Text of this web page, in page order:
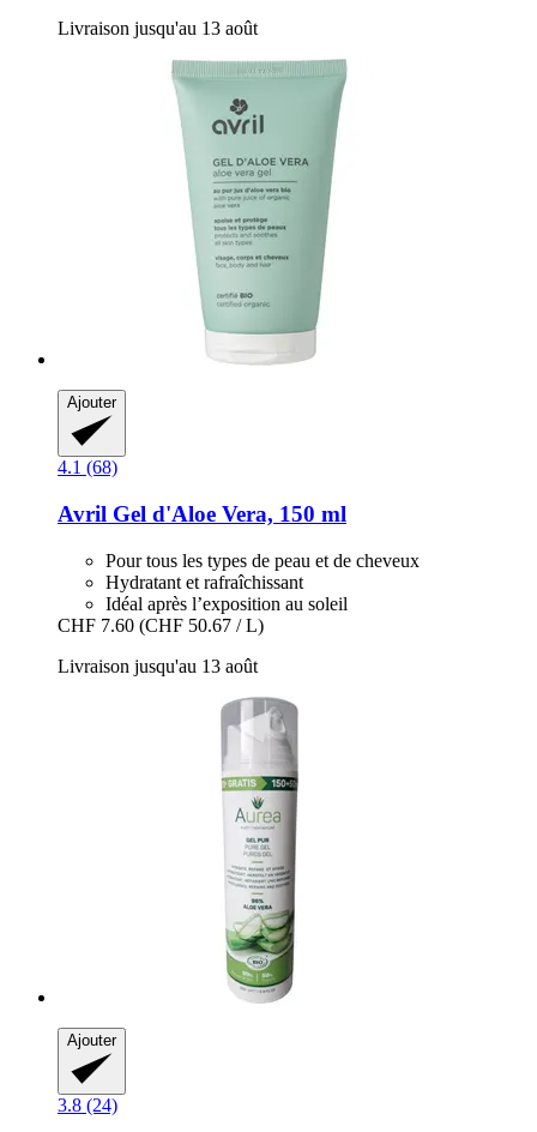
Livraison jusqu'au 13 août
Ajouter
4.1 (68)
Avril Gel d'Aloe Vera, 150 ml
Pour tous les types de peau et de cheveux
Hydratant et rafraîchissant
Idéal après l’exposition au soleil
CHF 7.60 (CHF 50.67 / L)
Livraison jusqu'au 13 août
Ajouter
3.8 (24)